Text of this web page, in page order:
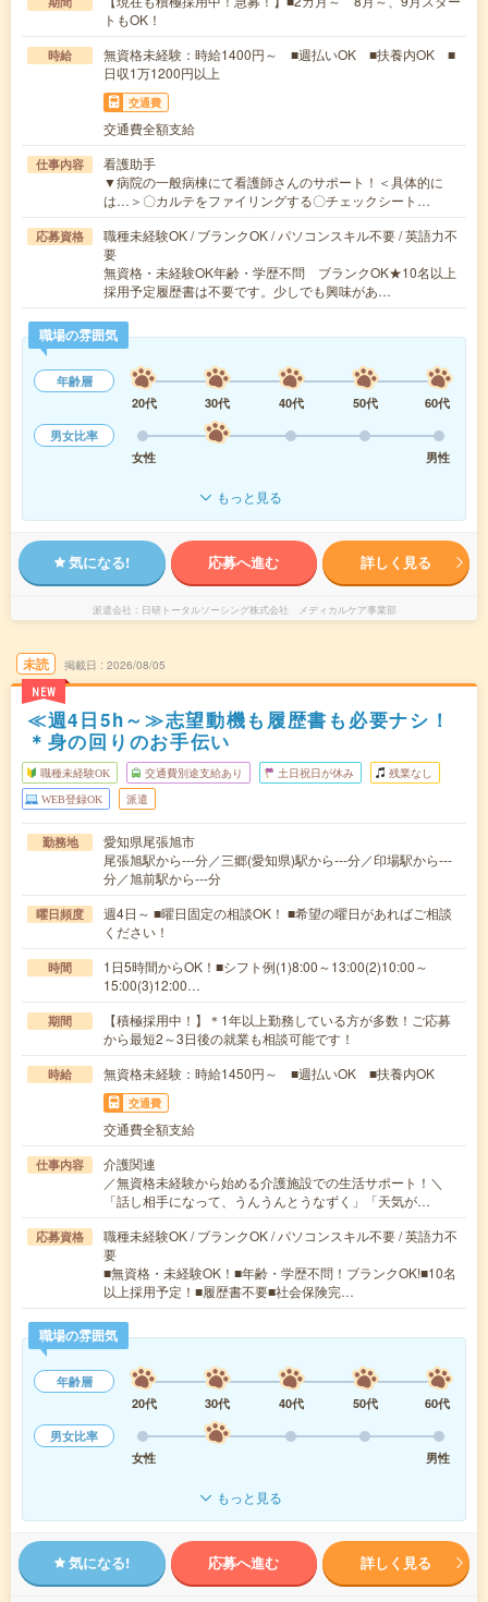
トもOK！
時給
無資格未経験：時給1400円～ ■週払いOK ■扶養内OK ■
日収1万1200円以上
交通費
交通費全額支給
仕事内容
看護助手
▼病院の一般病棟にて看護師さんのサポート！＜具体的に
は…＞〇カルテをファイリングする〇チェックシート…
応募資格
職種未経験OK / ブランクOK / パソコンスキル不要 / 英語力不
要
無資格・未経験OK年齢・学歴不問 ブランクOK★10名以上
採用予定履歴書は不要です。少しでも興味があ…
職場の雰囲気
年齢層
20代
30代 40代 50代
60代
男女比率
女性
男性
もっと見る
気になる! 応募へ進む 詳しく見る
派遣会社 日研トータルソーシング株式会社 メディカルケア事業部
未読
NEW
掲載日 2026/08/05
≪週4日5h～≫志望動機も履歴書も必要ナシ！
＊身の回りのお手伝い
職種未経験OK 交通費別途支給あり 土日祝日が休み 残業なし
WEB登録OK 派遣
勤務地
愛知県尾張旭市
尾張旭駅から---分／三郷(愛知県)駅から---分／印場駅から---
分／旭前駅から---分
曜日頻度
週4日～ ■曜日固定の相談OK！ ■希望の曜日があればご相談
ください！
時間
1日5時間からOK！■シフト例(1)8:00～13:00(2)10:00～
15:00(3)12:00…
期間
【積極採用中！】＊1年以上勤務している方が多数！ご応募
から最短2～3日後の就業も相談可能です！
時給 無資格未経験：時給1450円～ ■週払いOK ■扶養内OK
交通費
交通費全額支給
仕事内容
介護関連
／無資格未経験から始める介護施設での生活サポート！＼
「話し相手になって、うんうんとうなずく」「天気が…
応募資格
職種未経験OK / ブランクOK / パソコンスキル不要 / 英語力不
要
■無資格・未経験OK！■年齢・学歴不問！ブランクOK!■10名
以上採用予定！■履歴書不要■社会保険完…
職場の雰囲気
年齢層
20代
30代 40代 50代
60代
男女比率
女性
男性
もっと見る
気になる! 応募へ進む 詳しく見る